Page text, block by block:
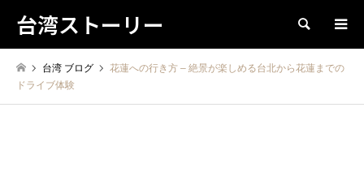
台湾ストーリー 検索
台湾 ブログ
花蓮への行き方 – 絶景が楽しめる台北から花蓮までの
ドライブ体験